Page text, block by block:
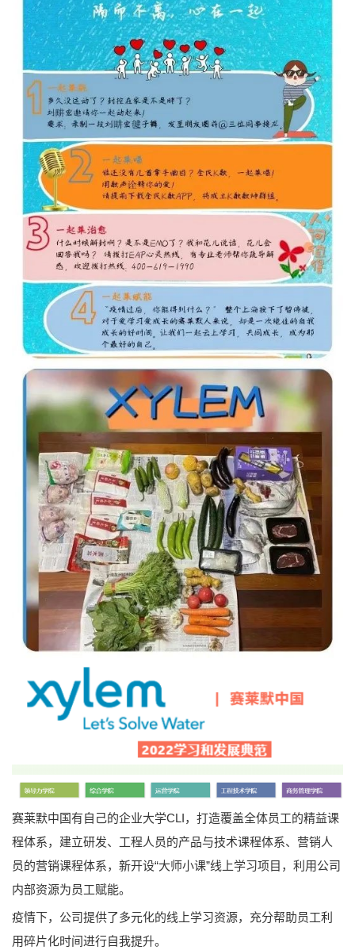
赛莱默中国有自己的企业大学CLI，打造覆盖全体员工的精益课
程体系，建立研发、工程人员的产品与技术课程体系、营销人
员的营销课程体系，新开设“大师小课”线上学习项目，利用公司
内部资源为员工赋能。
疫情下，公司提供了多元化的线上学习资源，充分帮助员工利
用碎片化时间进行自我提升。